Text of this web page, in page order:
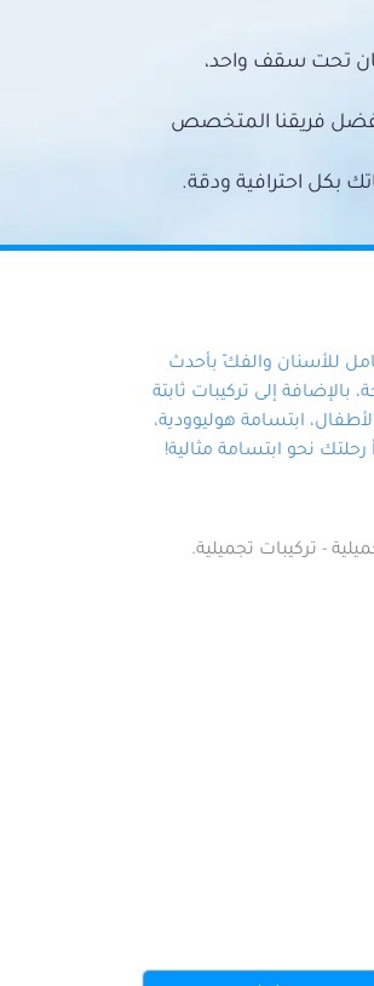
تحت سقف واحد،
فريقنا المتخصص
بكل احترافية ودقة.
للأسنان والفكّ بأحدث
إلى تركيبات ثابتة
ابتسامة هوليوودية،
نحو ابتسامة مثالية!
- تركيبات تجميلية.